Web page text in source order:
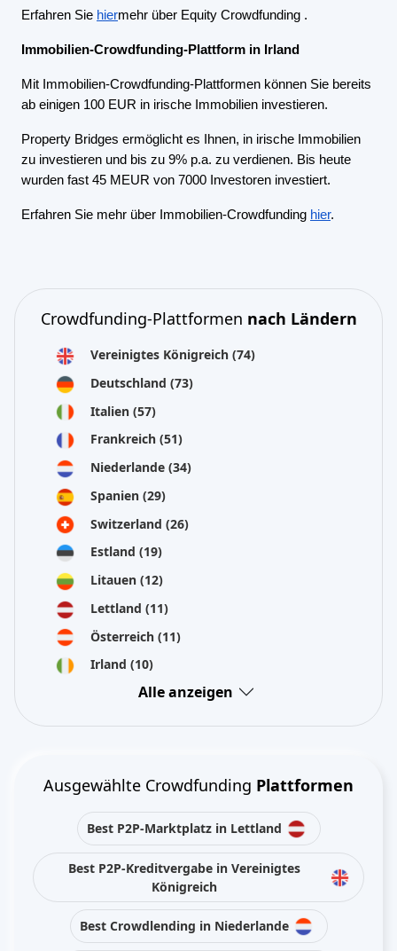
Erfahren Sie hiermehr über Equity Crowdfunding .
Immobilien-Crowdfunding-Plattform in Irland
Mit Immobilien-Crowdfunding-Plattformen können Sie bereits
ab einigen 100 EUR in irische Immobilien investieren.
Property Bridges ermöglicht es Ihnen, in irische Immobilien
zu investieren und bis zu 9% p.a. zu verdienen. Bis heute
wurden fast 45 MEUR von 7000 Investoren investiert.
Erfahren Sie mehr über Immobilien-Crowdfunding hier.
Crowdfunding-Plattformen nach Ländern
Vereinigtes Königreich (74)
Deutschland (73)
Italien (57)
Frankreich (51)
Niederlande (34)
Spanien (29)
Switzerland (26)
Estland (19)
Litauen (12)
Lettland (11)
Österreich (11)
Irland (10)
Alle anzeigen
Ausgewählte Crowdfunding Plattformen
Best P2P-Marktplatz in Lettland
Best P2P-Kreditvergabe in Vereinigtes
Königreich
Best Crowdlending in Niederlande